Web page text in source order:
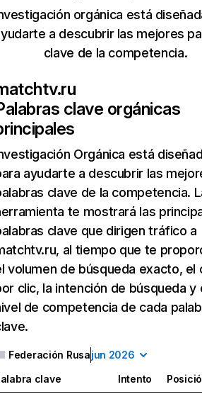
orgánica está
a descubrir las mejores
clave de la competencia.
clave orgánicas
Orgánica está
ayudarte a descubrir las
clave de la competencia.
te mostrará las
clave que dirigen tráfico a
al tiempo que te
volumen de búsqueda exacto, el
clic, la intención de búsqueda y
de competencia de cada
Federación Rusajun 2026
clave Intento